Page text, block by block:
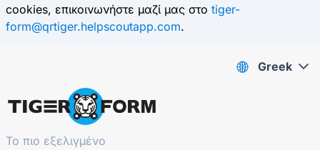
cookies, επικοινωνήστε μαζί μας στο tiger-
form@qrtiger.helpscoutapp.com.
Το πιο εξελιγμένο
Greek